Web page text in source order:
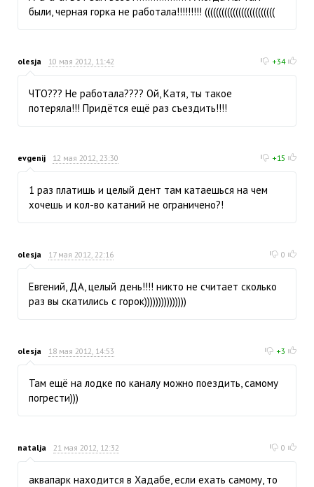
были, черная горка не работала!!!!!!!!! (((((((((((((((((((((((((
olesja 10 мая 2012, 11:42 +34
ЧТО??? Не работала???? Ой, Катя, ты такое
потеряла!!! Придётся ещё раз съездить!!!!
evgenij 12 мая 2012, 23:30 +15
1 раз платишь и целый дент там катаешься на чем
хочешь и кол-во катаний не ограничено?!
olesja 17 мая 2012, 22:16 0
Евгений, ДА, целый день!!!! никто не считает сколько
раз вы скатились с горок)))))))))))))))
olesja 18 мая 2012, 14:53 +3
Там ещё на лодке по каналу можно поездить, самому
погрести)))
natalja 21 мая 2012, 12:32 0
аквапарк находится в Хадабе, если ехать самому, то